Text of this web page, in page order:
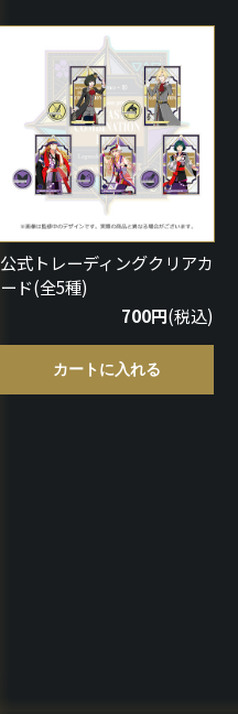
公式トレーディングクリアカ
ード(全5種)
700円(税込)
カートに入れる